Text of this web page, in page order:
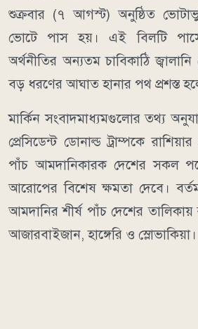
শুক্রবার (৭ আগস্ট) অনুষ্ঠিত
ভোটে পাস হয়। এই বিলটি
অর্থনীতির অন্যতম চাবিকাঠি
বড় ধরণের আঘাত হানার পথ প্রশস্ত
মার্কিন সংবাদমাধ্যমগুলোর তথ্য
প্রেসিডেন্ট ডোনাল্ড ট্রাম্পকে
পাঁচ আমদানিকারক দেশের সকল
আরোপের বিশেষ ক্ষমতা দেবে।
আমদানির শীর্ষ পাঁচ দেশের
আজারবাইজান, হাঙ্গেরি ও স্লোভাকিয়া।